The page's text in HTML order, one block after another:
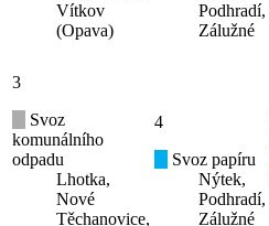
Vítkov
(Opava)
Podhradí,
Zálužné
3
Svoz
komunálního
odpadu
Lhotka,
Nové
Těchanovice,
4
Svoz papíru
Nýtek,
Podhradí,
Zálužné